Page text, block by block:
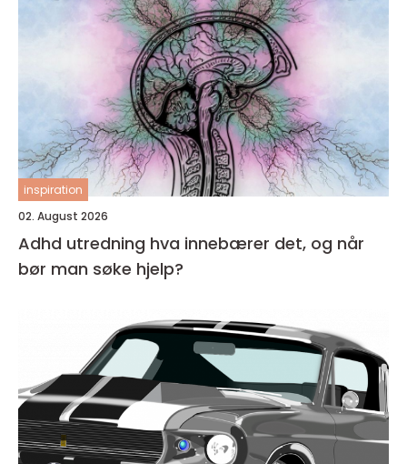
inspiration
02. August 2026
Adhd utredning hva innebærer det, og når
bør man søke hjelp?